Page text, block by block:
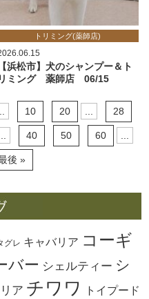
トリミング(薬師店)
【浜松市】犬のシャンプー＆ト
リミング 薬師店 06/15
10 20 ... 28
40 50 60 ...
後 »
グレ キャバリア コーギ
バー シェルティー シ
ア チワワ トイプード